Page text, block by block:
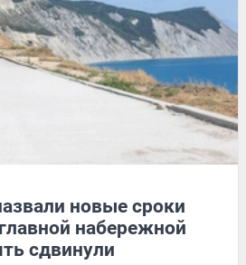
новые сроки
набережной
сдвинули